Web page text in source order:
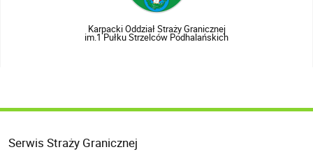
Karpacki Oddział Straży Granicznej
im.1 Pułku Strzelców Podhalańskich
Serwis Straży Granicznej